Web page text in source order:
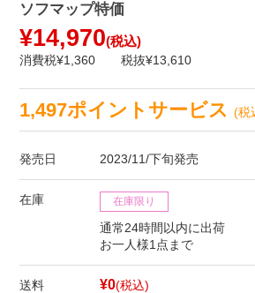
ソフマップ特価
¥14,970(税込)
消費税¥1,360 税抜¥13,610
1,497ポイントサービス(税
発売日 2023/11/下旬発売
在庫 在庫限り
通常24時間以内に出荷
お一人様1点まで
送料 ¥0(税込)